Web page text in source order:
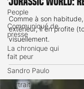
People
Communiqué de
presse
La chronique qui
fait peur
Sandro Paulo
Portrait
Jurassic World:
Comme à son
extérieur, il en profite
visuellement.